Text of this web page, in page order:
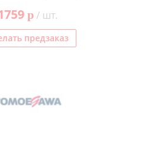
p/ шт.
предзаказ